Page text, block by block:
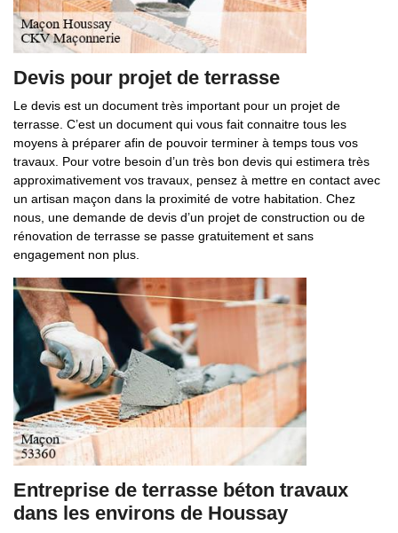
Devis pour projet de terrasse
Le devis est un document très important pour un projet de
terrasse. C’est un document qui vous fait connaitre tous les
moyens à préparer afin de pouvoir terminer à temps tous vos
travaux. Pour votre besoin d’un très bon devis qui estimera très
approximativement vos travaux, pensez à mettre en contact avec
un artisan maçon dans la proximité de votre habitation. Chez
nous, une demande de devis d’un projet de construction ou de
rénovation de terrasse se passe gratuitement et sans
engagement non plus.
Entreprise de terrasse béton travaux
dans les environs de Houssay